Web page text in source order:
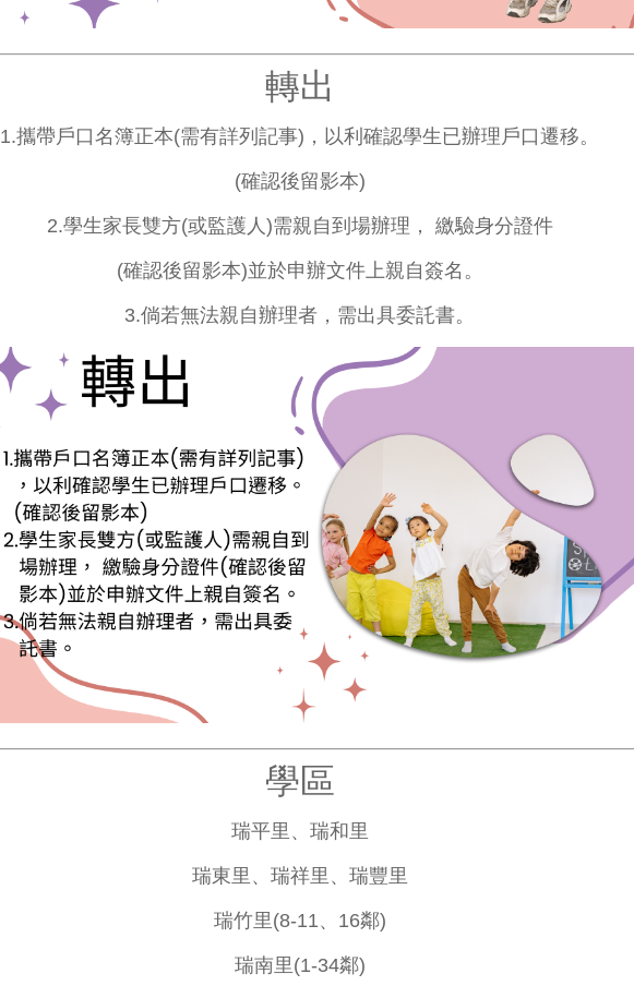
轉出
1.攜帶戶口名簿正本(需有詳列記事) ，以利確認學生已辦理戶口遷移。
(確認後留影本)
2.學生家長雙方(或監護人)需親自到 場辦理， 繳驗身分證件
(確認後留影本)並於申辦文件上親自簽名。
3.倘若無法親自辦理者，需出具委託書。
學區
瑞平里、瑞和里
瑞東里、瑞祥里、瑞豐里
瑞竹里(8-11、16鄰)
瑞南里(1-34鄰)